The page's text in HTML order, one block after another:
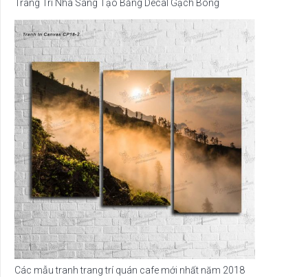
Trang Trí Nhà Sáng Tạo Bằng Decal Gạch Bông
Các mẫu tranh trang trí quán cafe mới nhất năm 2018